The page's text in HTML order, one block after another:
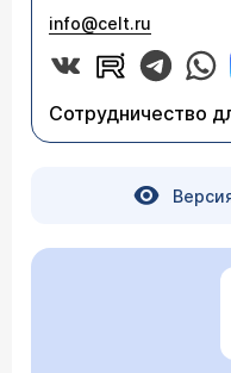
info@celt.ru
Сотрудничество